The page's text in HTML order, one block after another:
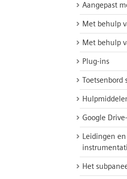
Aangepast
Met behulp
Met behulp
Plug-ins
Toetsenbord
Google
Leidingen en
Het